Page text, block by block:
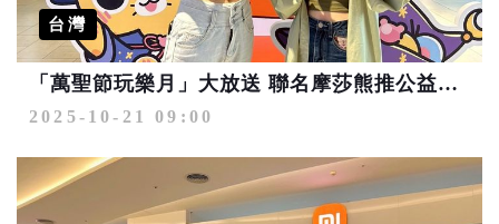
台灣
「萬聖節玩樂月」大放送 聯名摩莎熊推公益巡迴彩繪活動
2025-10-21 09:00